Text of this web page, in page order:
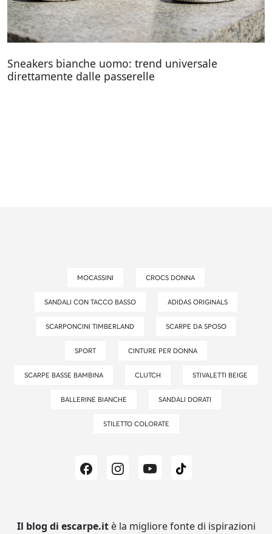
Sneakers bianche uomo: trend universale
direttamente dalle passerelle
MOCASSINI CROCS DONNA
SANDALI CON TACCO BASSO ADIDAS ORIGINALS
SCARPONCINI TIMBERLAND SCARPE DA SPOSO
SPORT CINTURE PER DONNA
SCARPE BASSE BAMBINA CLUTCH STIVALETTI BEIGE
BALLERINE BIANCHE SANDALI DORATI
STILETTO COLORATE
Il blog di escarpe.it è la migliore fonte di ispirazioni